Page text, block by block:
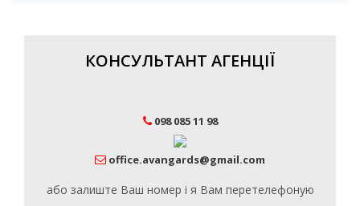
КОНСУЛЬТАНТ АГЕНЦІЇ
098 085 11 98
office.avangards@gmail.com
або залиште Ваш номер і я Вам перетелефоную